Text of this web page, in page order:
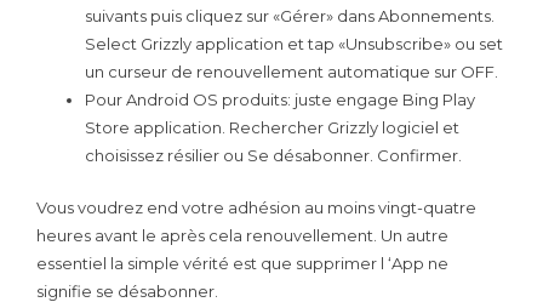
suivants puis cliquez sur «Gérer» dans Abonnements.
Select Grizzly application et tap «Unsubscribe» ou set
un curseur de renouvellement automatique sur OFF.
Pour Android OS produits: juste engage Bing Play
Store application. Rechercher Grizzly logiciel et
choisissez résilier ou Se désabonner. Confirmer.
Vous voudrez end votre adhésion au moins vingt-quatre
heures avant le après cela renouvellement. Un autre
essentiel la simple vérité est que supprimer l ‘App ne
signifie se désabonner.